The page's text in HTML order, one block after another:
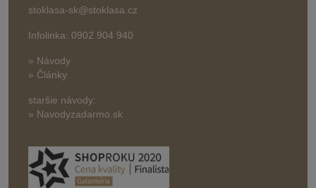
stoklasa-sk@stoklasa.cz
Infolinka: 0902 904 940
» Návody
» Články
staršie návody:
» Navodyzadarmo.sk